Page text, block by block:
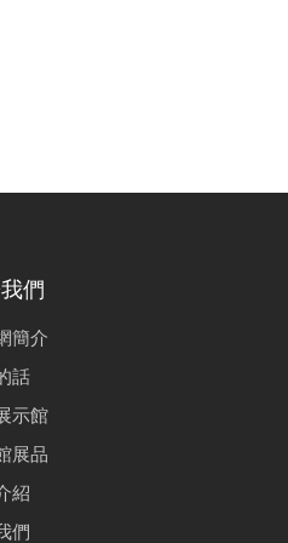
們
簡介
話
示館
展品
紹
們